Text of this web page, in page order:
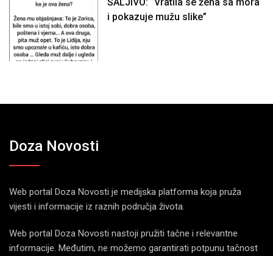
i pokazuje mužu slike”
Doza Novosti
Web portal Doza Novosti je medijska platforma koja pruža
vijesti i informacije iz raznih područja života.
Web portal Doza Novosti nastoji pružiti tačne i relevantne
informacije. Međutim, ne možemo garantirati potpunu tačnost